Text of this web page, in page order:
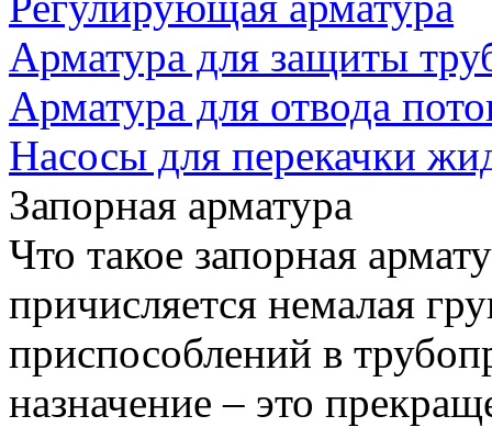
Арматура для защиты
Арматура для отвода
Насосы для перекачки
Запорная арматура
Что такое запорная
причисляется немалая
приспособлений в
назначение – это